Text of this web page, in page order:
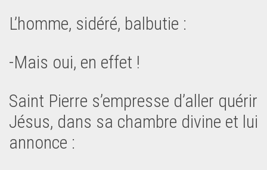
L’homme, sidéré, balbutie :
-Mais oui, en effet !
Saint Pierre s’empresse d’aller quérir
Jésus, dans sa chambre divine et lui
annonce :